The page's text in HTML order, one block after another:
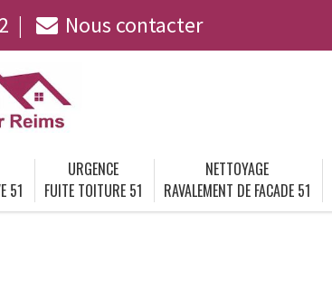
Nous contacter
51
URGENCE
FUITE TOITURE 51
NETTOYAGE
RAVALEMENT DE FACADE 51